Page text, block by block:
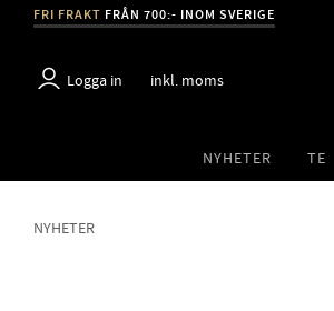
FRI FRAKT FRÅN 700:- INOM SVERIGE
Logga in inkl. moms
NYHETER TE
NYHETER